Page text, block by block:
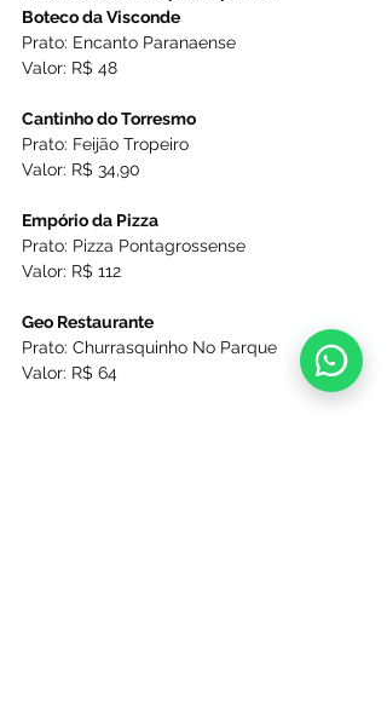
Boteco da Visconde
Prato: Encanto Paranaense
Valor: R$ 48
Cantinho do Torresmo
Prato: Feijão Tropeiro
Valor: R$ 34,90
Empório da Pizza
Prato: Pizza Pontagrossense
Valor: R$ 112
Geo Restaurante
Prato: Churrasquinho No Parque
Valor: R$ 64